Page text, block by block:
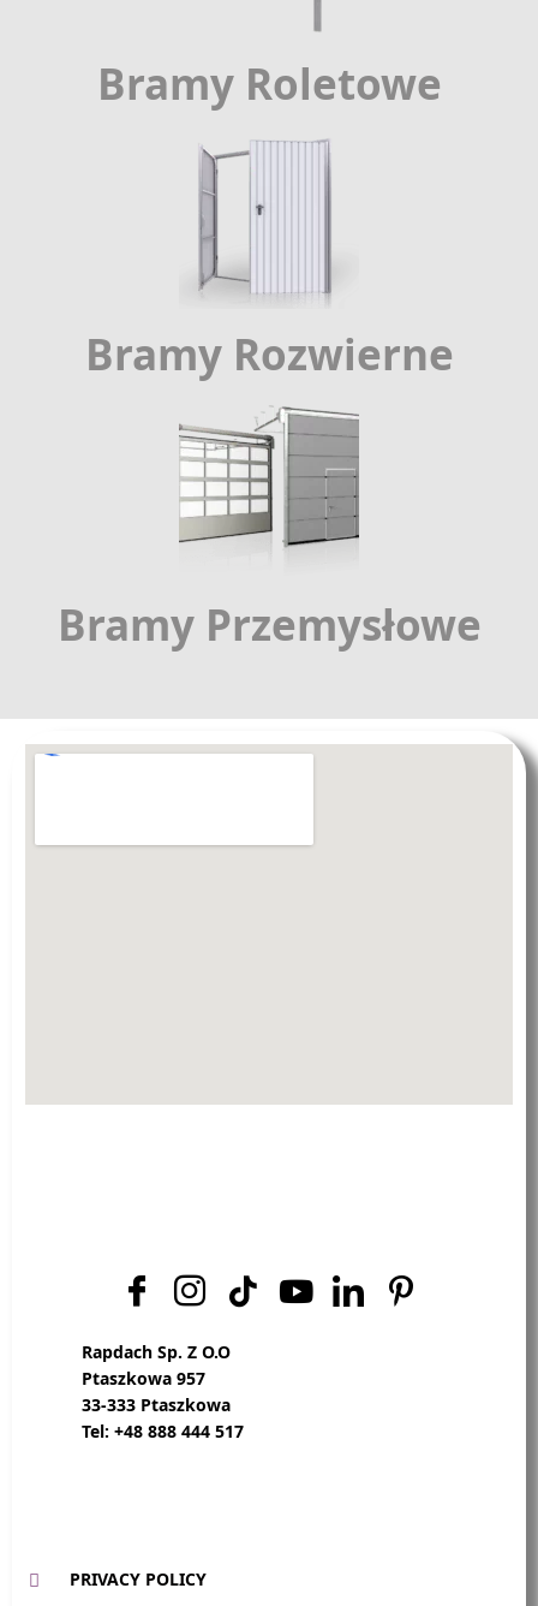
Bramy Roletowe
Bramy Rozwierne
Bramy Przemysłowe
Rapdach Sp. Z O.O
Ptaszkowa 957
33-333 Ptaszkowa
Tel: +48 888 444 517
PRIVACY POLICY